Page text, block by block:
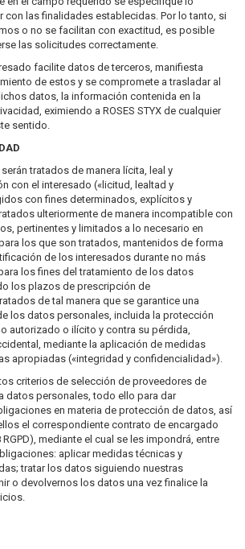
con las finalidades establecidas. Por lo tanto, si
o no se facilitan con exactitud, es posible
las solicitudes correctamente.
facilite datos de terceros, manifiesta
de estos y se compromete a trasladar al
datos, la información contenida en la
eximiendo a ROSES STYX de cualquier
sentido.
tratados de manera lícita, leal y
con el interesado («licitud, lealtad y
con fines determinados, explícitos y
ulteriormente de manera incompatible con
pertinentes y limitados a lo necesario en
los que son tratados, mantenidos de forma
de los interesados durante no más
los fines del tratamiento de los datos
los plazos de prescripción de
de tal manera que se garantice una
los datos personales, incluida la protección
autorizado o ilícito y contra su pérdida,
mediante la aplicación de medidas
apropiadas («integridad y confidencialidad»).
criterios de selección de proveedores de
datos personales, todo ello para dar
en materia de protección de datos, así
el correspondiente contrato de encargado
mediante el cual se les impondrá, entre
aplicar medidas técnicas y
tratar los datos siguiendo nuestras
o devolvernos los datos una vez finalice la